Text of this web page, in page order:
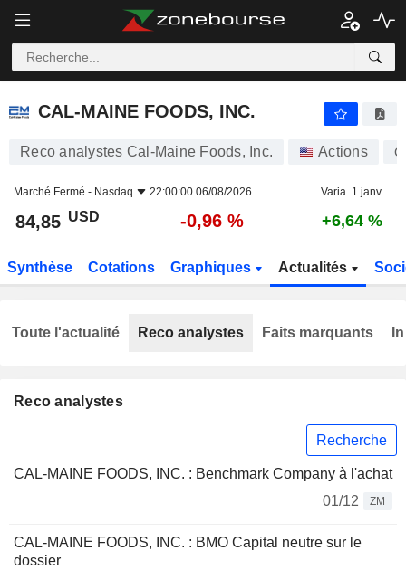
CAL-MAINE FOODS, INC.
CAL-MAINE FOODS, INC.
Reco analystes Cal-Maine Foods, Inc. Actions
Marché Fermé - Nasdaq 22:00:00 06/08/2026 Varia. 1 janv.
84,85 USD -0,96 % +6,64 %
Synthèse Cotations Graphiques Actualités
Reco analystes
Recherche
CAL-MAINE FOODS, INC. : Benchmark Company à l'achat
01/12
ZM
CAL-MAINE FOODS, INC. : BMO Capital neutre sur le
dossier
Toute l'actualité Reco analystes Faits marquants